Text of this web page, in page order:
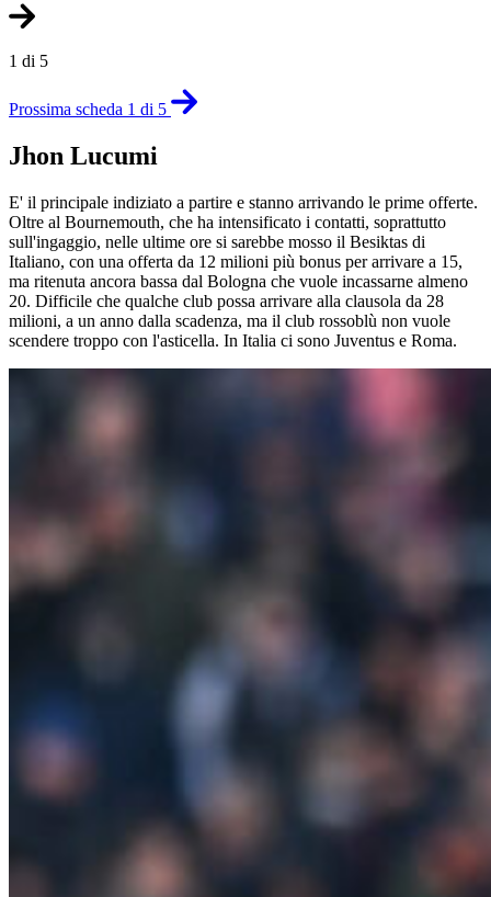
1 di 5
Prossima scheda 1 di 5
Jhon Lucumi
E' il principale indiziato a partire e stanno arrivando le prime offerte.
Oltre al Bournemouth, che ha intensificato i contatti, soprattutto
sull'ingaggio, nelle ultime ore si sarebbe mosso il Besiktas di
Italiano, con una offerta da 12 milioni più bonus per arrivare a 15,
ma ritenuta ancora bassa dal Bologna che vuole incassarne almeno
20. Difficile che qualche club possa arrivare alla clausola da 28
milioni, a un anno dalla scadenza, ma il club rossoblù non vuole
scendere troppo con l'asticella. In Italia ci sono Juventus e Roma.